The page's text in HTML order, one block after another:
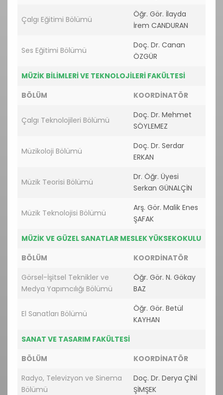
Çalgı Eğitimi Bölümü
Öğr. Gör. İlayda
İrem CANDURAN
Ses Eğitimi Bölümü
Doç. Dr. Canan
ÖZGÜR
MÜZİK BİLİMLERİ VE TEKNOLOJİLERİ FAKÜLTESİ
BÖLÜM
KOORDİNATÖR
Çalgı Teknolojileri Bölümü
Doç. Dr. Mehmet
SÖYLEMEZ
Müzikoloji Bölümü
Doç. Dr. Serdar
ERKAN
Müzik Teorisi Bölümü
Dr. Öğr. Üyesi
Serkan GÜNALÇİN
Müzik Teknolojisi Bölümü
Arş. Gör. Malik Enes
ŞAFAK
MÜZİK VE GÜZEL SANATLAR MESLEK YÜKSEKOKULU
BÖLÜM
KOORDİNATÖR
Görsel-İşitsel Teknikler ve
Medya Yapımcılığı Bölümü
Öğr. Gör. N. Gökay
BAZ
El Sanatları Bölümü
Öğr. Gör. Betül
KAYHAN
SANAT VE TASARIM FAKÜLTESİ
BÖLÜM
KOORDİNATÖR
Radyo, Televizyon ve Sinema
Bölümü
Doç. Dr. Derya ÇİNİ
ŞİMŞEK